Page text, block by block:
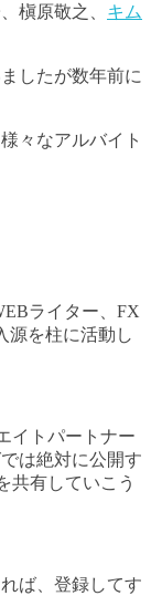
槇原敬之、 キム
したが数年前に
々なアルバイト
ライター、FX
源を柱に活動し
イトパートナー
は絶対に公開す
共有していこう
ば、登録してす